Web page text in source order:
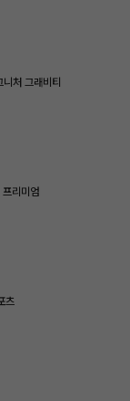
처 그래비티
리미엄
츠